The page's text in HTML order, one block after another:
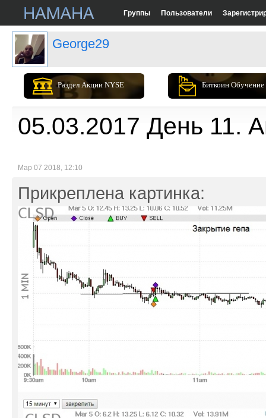
Группы Пользователи
George29
Раздел Акции NYSE Биткоин Обучение
05.03.2017 День 11.
Мар 07 2018, 12:10
Прикреплена картинка: